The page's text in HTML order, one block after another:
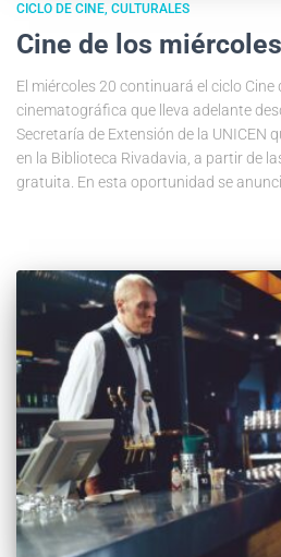
CICLO DE CINE CULTURALES
Cine de los miércoles
El miércoles 20 continuará el ciclo
cinematográfica que lleva adelante
Secretaría de Extensión de la UNICEN
en la Biblioteca Rivadavia, a partir de
gratuita. En esta oportunidad se